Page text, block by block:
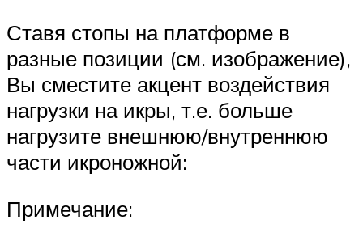
Ставя стопы на платформе в
разные позиции (см. изображение),
Вы сместите акцент воздействия
нагрузки на икры, т.е. больше
нагрузите внешнюю/внутреннюю
части икроножной:
Примечание: